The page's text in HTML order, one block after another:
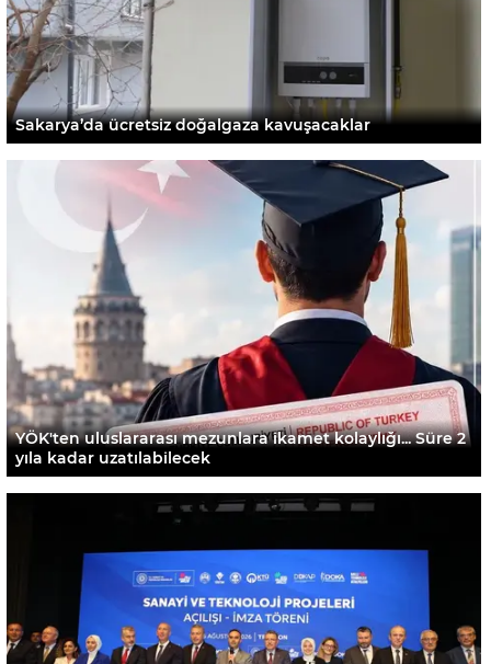
Sakarya’da ücretsiz doğalgaza kavuşacaklar
YÖK'ten uluslararası mezunlara ikamet kolaylığı... Süre 2
yıla kadar uzatılabilecek